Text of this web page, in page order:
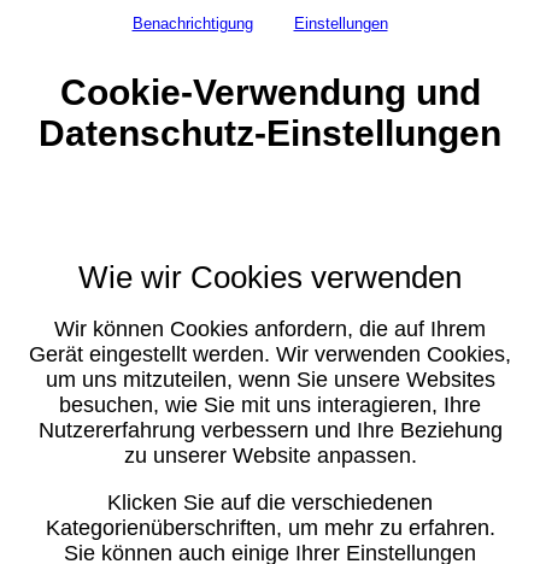
Benachrichtigung
Einstellungen
Cookie-Verwendung und
Datenschutz-Einstellungen
Wie wir Cookies verwenden
Wir können Cookies anfordern, die auf Ihrem
Gerät eingestellt werden. Wir verwenden Cookies,
um uns mitzuteilen, wenn Sie unsere Websites
besuchen, wie Sie mit uns interagieren, Ihre
Nutzererfahrung verbessern und Ihre Beziehung
zu unserer Website anpassen.
Klicken Sie auf die verschiedenen
Kategorienüberschriften, um mehr zu erfahren.
Sie können auch einige Ihrer Einstellungen